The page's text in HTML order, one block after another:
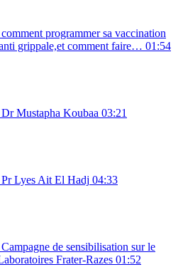
comment programmer sa vaccination
grippale,et comment faire… 01:54
Dr Mustapha Koubaa 03:21
Pr Lyes Ait El Hadj 04:33
Campagne de sensibilisation sur le
Frater-Razes 01:52